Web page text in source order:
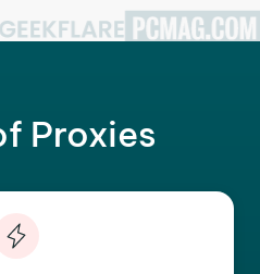
Proxies